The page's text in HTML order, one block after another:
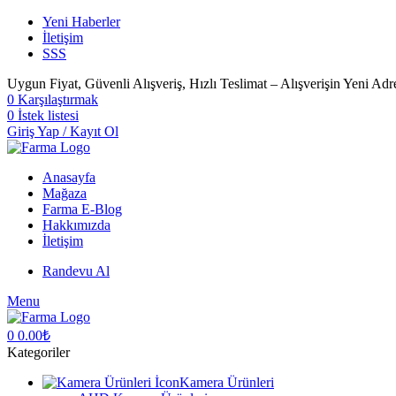
Yeni Haberler
İletişim
SSS
Uygun Fiyat, Güvenli Alışveriş, Hızlı Teslimat – Alışverişin Yeni
0 Karşılaştırmak
0 İstek listesi
Giriş Yap / Kayıt Ol
Anasayfa
Mağaza
Farma E-Blog
Hakkımızda
İletişim
Randevu Al
Menu
0 0.00₺
Kategoriler
Kamera Ürünleri